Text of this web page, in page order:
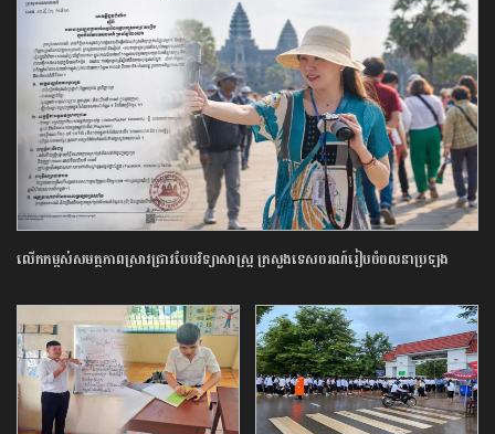
លើកកម្ពស់​សមត្ថភាព​ស្រាវជ្រាវ​បែប​វិទ្យាសាស្ត្រ​ ក្រសួង​ទេសចរណ៍​រៀបចំ​ចលនា​ប្រឡង​